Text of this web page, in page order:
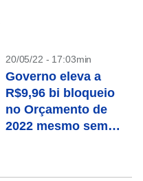
20/05/22 - 17:03min
Governo eleva a
R$9,96 bi bloqueio
no Orçamento de
2022 mesmo sem